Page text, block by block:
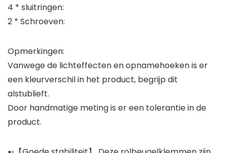
4 * sluitringen:
2 * Schroeven:
Opmerkingen:
Vanwege de lichteffecten en opnamehoeken is er
een kleurverschil in het product, begrijp dit
alstublieft.
Door handmatige meting is er een tolerantie in de
product.